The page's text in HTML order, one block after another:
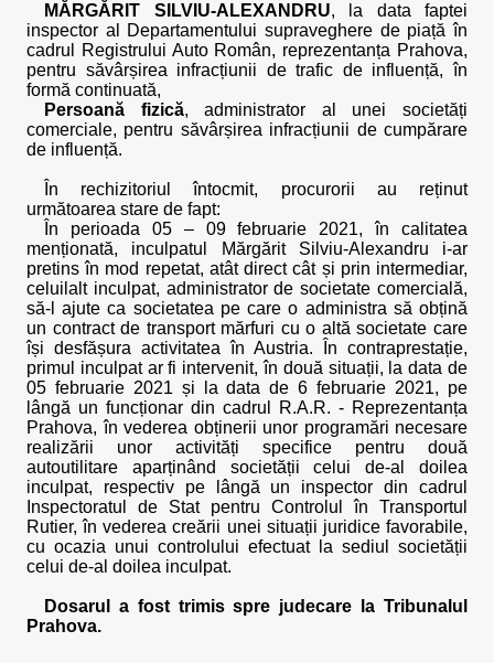
MĂRGĂRIT SILVIU-ALEXANDRU, la data faptei
inspector al Departamentului supraveghere de piață în
cadrul Registrului Auto Român, reprezentanța Prahova,
pentru săvârșirea infracțiunii de trafic de influență, în
formă continuată,
Persoană fizică, administrator al unei societăți
comerciale, pentru săvârșirea infracțiunii de cumpărare
de influență.
În rechizitoriul întocmit, procurorii au reținut
următoarea stare de fapt:
În perioada 05 – 09 februarie 2021, în calitatea
menționată, inculpatul Mărgărit Silviu-Alexandru i-ar
pretins în mod repetat, atât direct cât și prin intermediar,
celuilalt inculpat, administrator de societate comercială,
să-l ajute ca societatea pe care o administra să obțină
un contract de transport mărfuri cu o altă societate care
își desfășura activitatea în Austria. În contraprestație,
primul inculpat ar fi intervenit, în două situații, la data de
05 februarie 2021 și la data de 6 februarie 2021, pe
lângă un funcționar din cadrul R.A.R. - Reprezentanța
Prahova, în vederea obținerii unor programări necesare
realizării unor activități specifice pentru două
autoutilitare aparținând societății celui de-al doilea
inculpat, respectiv pe lângă un inspector din cadrul
Inspectoratul de Stat pentru Controlul în Transportul
Rutier, în vederea creării unei situații juridice favorabile,
cu ocazia unui controlului efectuat la sediul societății
celui de-al doilea inculpat.
Dosarul a fost trimis spre judecare la Tribunalul
Prahova.